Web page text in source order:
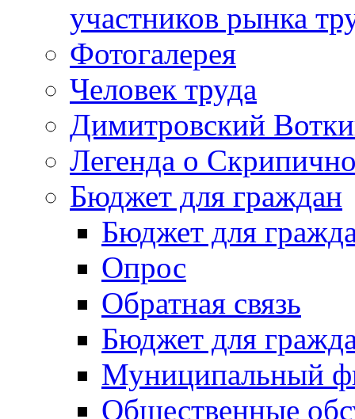
участников рынка
Фотогалерея
Человек труда
Димитровский
Легенда о
Бюджет для граждан
Бюджет для
Опрос
Обратная связь
Бюджет для
Муниципальный
Общественные